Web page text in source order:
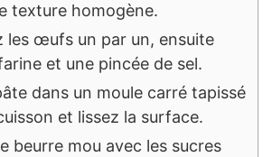
texture homogène.
les œufs un par un, ensuite
et une pincée de sel.
dans un moule carré tapissé
et lissez la surface.
beurre mou avec les sucres